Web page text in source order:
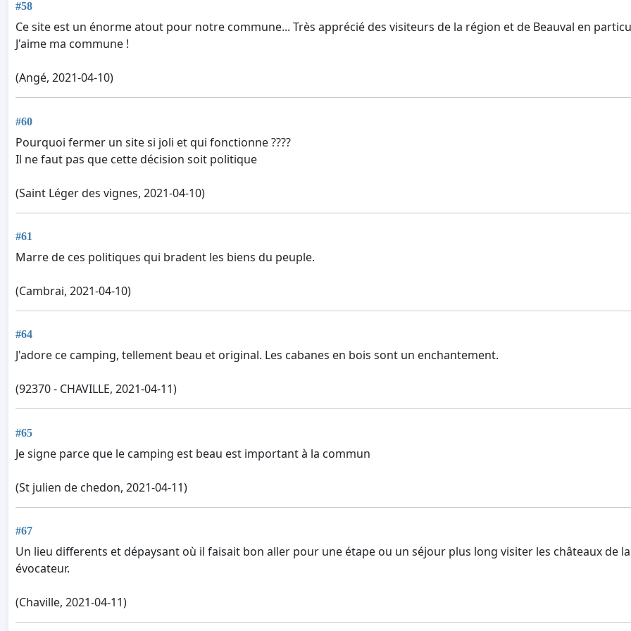
#58
Ce site est un énorme atout pour notre commune... Très apprécié des visiteurs de la région et de Beauval en
J'aime ma commune !
(Angé, 2021-04-10)
#60
Pourquoi fermer un site si joli et qui fonctionne ????
Il ne faut pas que cette décision soit politique
(Saint Léger des vignes, 2021-04-10)
#61
Marre de ces politiques qui bradent les biens du peuple.
(Cambrai, 2021-04-10)
#64
J'adore ce camping, tellement beau et original. Les cabanes en bois sont un enchantement.
(92370 - CHAVILLE, 2021-04-11)
#65
Je signe parce que le camping est beau est important à la commun
(St julien de chedon, 2021-04-11)
#67
Un lieu differents et dépaysant où il faisait bon aller pour une étape ou un séjour plus long visiter les châteaux de
évocateur.
(Chaville, 2021-04-11)